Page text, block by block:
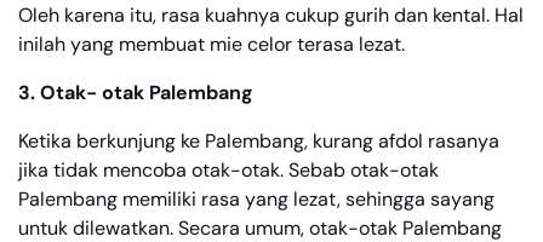
Oleh karena itu, rasa kuahnya cukup gurih dan kental. Hal
inilah yang membuat mie celor terasa lezat.
3. Otak- otak Palembang
Ketika berkunjung ke Palembang, kurang afdol rasanya
jika tidak mencoba otak-otak. Sebab otak-otak
Palembang memiliki rasa yang lezat, sehingga sayang
untuk dilewatkan. Secara umum, otak-otak Palembang